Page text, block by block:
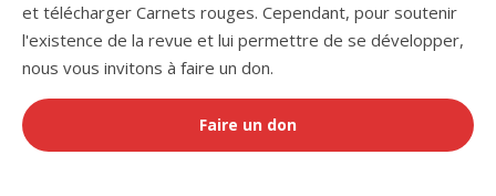
et télécharger Carnets rouges. Cependant, pour soutenir
l'existence de la revue et lui permettre de se développer,
nous vous invitons à faire un don.
Faire un don